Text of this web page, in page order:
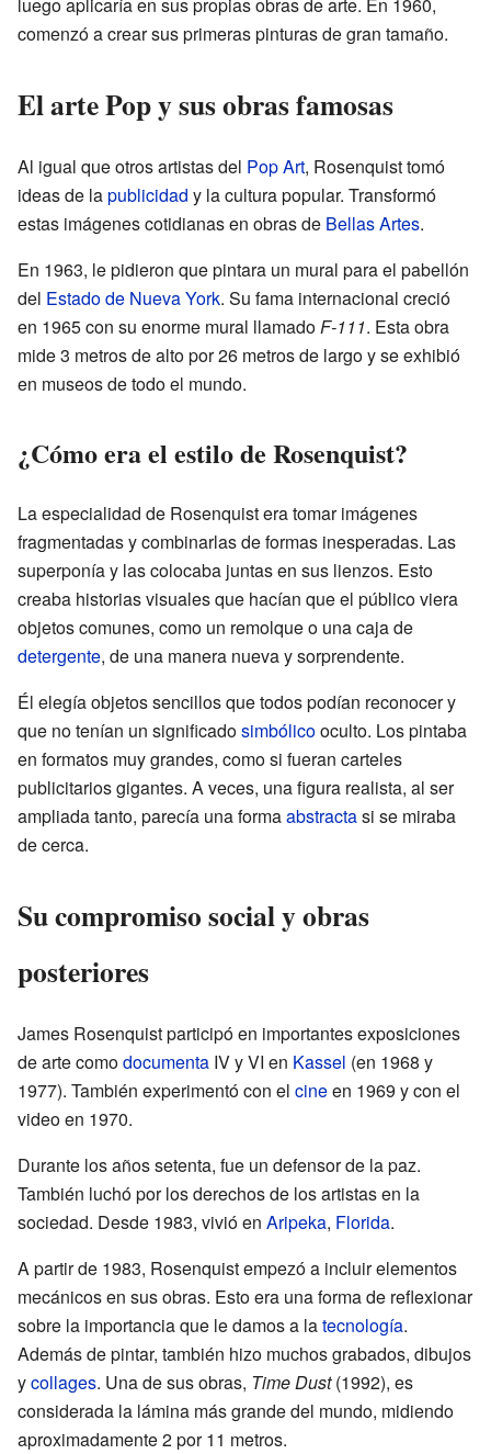
luego aplicaría en sus propias obras de arte. En 1960,
comenzó a crear sus primeras pinturas de gran tamaño.
El arte Pop y sus obras famosas
Al igual que otros artistas del Pop Art, Rosenquist tomó
ideas de lapublicidad y la cultura popular. Transformó
estas imágenes cotidianas en obras de Bellas Artes.
En 1963, le pidieron que pintara un mural para el pabellón
del Estado de Nueva York. Su fama internacional creció
en 1965 con su enorme mural llamadoF-111. Esta obra
mide 3 metros de alto por 26 metros de largo y se exhibió
en museos de todo el mundo.
¿Cómo era el estilo de Rosenquist?
La especialidad de Rosenquist era tomar imágenes
fragmentadas y combinarlas de formas inesperadas. Las
superponía y las colocaba juntas en sus lienzos. Esto
creaba historias visuales que hacían que el público viera
objetos comunes, como un remolque o una caja de
detergente, de una manera nueva y sorprendente.
Él elegía objetos sencillos que todos podían reconocer y
que no tenían un significadosimbólicooculto. Los pintaba
en formatos muy grandes, como si fueran carteles
publicitarios gigantes. A veces, una figura realista, al ser
ampliada tanto, parecía una formaabstractasi se miraba
de cerca.
Su compromiso social y obras
posteriores
James Rosenquist participó en importantes exposiciones
de arte comodocumenta IV y VI en Kassel (en 1968 y
1977). También experimentó con el cineen 1969 y con el
video en 1970.
Durante los años setenta, fue un defensor de la paz.
También luchó por los derechos de los artistas en la
sociedad. Desde 1983, vivió en Aripeka, Florida.
A partir de 1983, Rosenquist empezó a incluir elementos
mecánicos en sus obras. Esto era una forma de reflexionar
sobre la importancia que le damos a latecnología.
Además de pintar, también hizo muchos grabados, dibujos
ycollages. Una de sus obras, Time Dust(1992), es
considerada la lámina más grande del mundo, midiendo
aproximadamente 2 por 11 metros.